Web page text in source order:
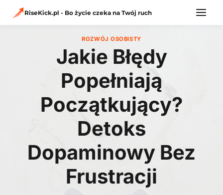
RiseKick.pl - Bo życie czeka na Twój ruch
ROZWÓJ OSOBISTY
Jakie Błędy
Popełniają
Początkujący?
Detoks
Dopaminowy Bez
Frustracji